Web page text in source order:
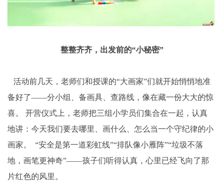
整整齐齐，出发前的“小秘密”
活动前几天，老师们和授课的“大画家”们就开始悄悄地准
备好了——分小组、备画具、查路线，像在藏一份大大的惊
喜。 开营仪式上，老师把三组小学员们集合在一起，认真
地讲：今天我们要去哪里、画什么、怎么当一个守纪律的小
画家。 “安全是第一道彩虹线”“排队像小雁阵”“垃圾不落
地，画笔更神奇”——孩子们听得认真，心里已经飞向了那
片红色的风里。